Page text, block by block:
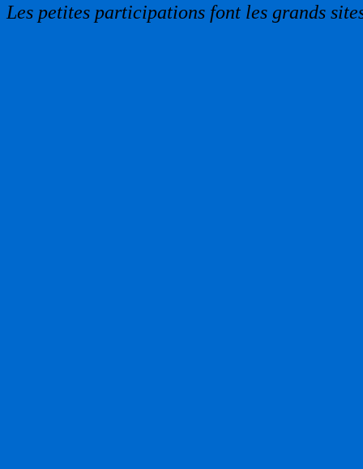
Les petites participations font les grands